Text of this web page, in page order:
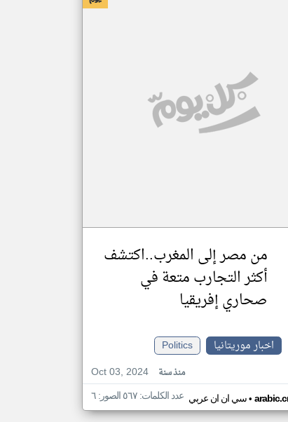
من مصر إلى المغرب..اكتشف
أكثر التجارب متعة في
صحاري إفريقيا
اخبار موريتانيا
Politics
Oct 03, 2024
منذ سنة
سي ان ان عربي• عدد الكلمات: ٥٦٧ الصور: ٦